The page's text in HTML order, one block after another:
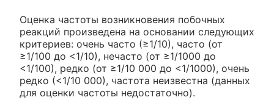
Оценка частоты возникновения побочных
реакций произведена на основании следующих
критериев: очень часто (≥1/10), часто (от
≥1/100 до <1/10), нечасто (от ≥1/1000 до
<1/100), редко (от ≥1/10 000 до <1/1000), очень
редко (<1/10 000), частота неизвестна (данных
для оценки частоты недостаточно).